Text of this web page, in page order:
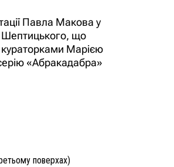
Павла Макова у
Шептицького, що
кураторками Марією
«Абракадабра»
поверхах)